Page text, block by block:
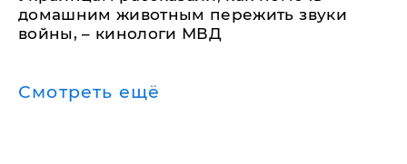
домашним животным пережить звуки
войны, – кинологи МВД
Смотреть ещё